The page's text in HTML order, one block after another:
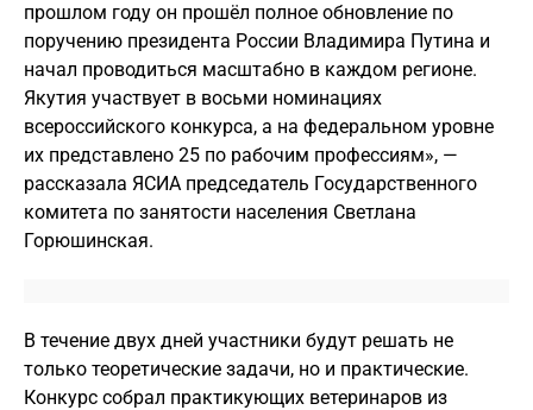
прошлом году он прошёл полное обновление по
поручению президента России Владимира Путина и
начал проводиться масштабно в каждом регионе.
Якутия участвует в восьми номинациях
всероссийского конкурса, а на федеральном уровне
их представлено 25 по рабочим профессиям», —
рассказала ЯСИА председатель Государственного
комитета по занятости населения Светлана
Горюшинская.
В течение двух дней участники будут решать не
только теоретические задачи, но и практические.
Конкурс собрал практикующих ветеринаров из